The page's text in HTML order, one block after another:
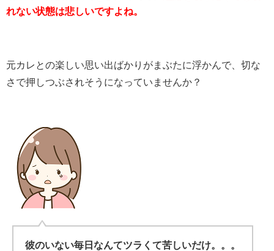
れない状態は悲しいですよね。
元カレとの楽しい思い出ばかりがまぶたに浮かんで、切な
さで押しつぶされそうになっていませんか？
彼のいない毎日なんてツラくて苦しいだけ。。。